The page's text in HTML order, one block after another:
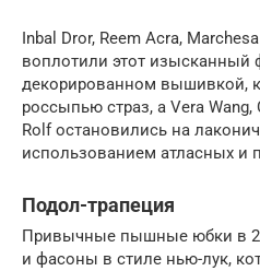
Inbal Dror, Reem Acra,
воплотили этот
декорированном вышивкой,
россыпью страз, а Vera
Rolf остановились на
использованием атласных и
Подол-трапеция
Привычные пышные юбки в
и фасоны в стиле нью-лук,